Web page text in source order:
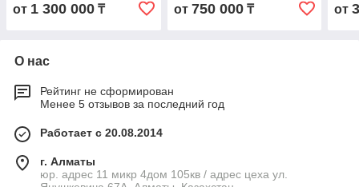
от 1 300 000 ₸ от 750 000₸ от
О нас
Рейтинг не сформирован
Менее 5 отзывов за последний год
Работает с 20.08.2014
г. Алматы
юр. адрес 11 микр 4дом 105кв / адрес цеха ул.